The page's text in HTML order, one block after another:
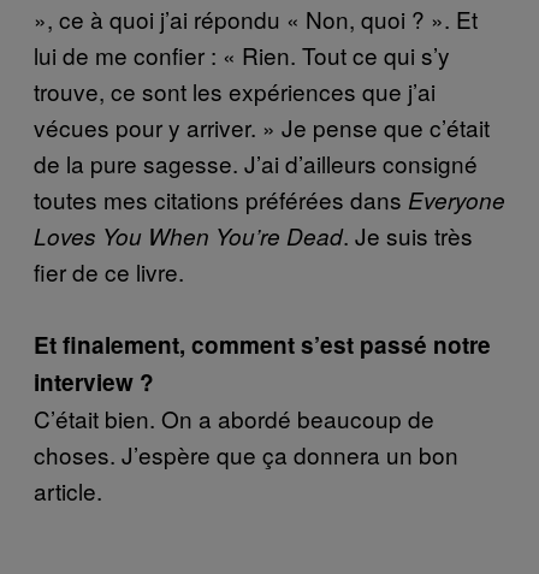
», ce à quoi j’ai répondu « Non, quoi ? ». Et
lui de me confier : « Rien. Tout ce qui s’y
trouve, ce sont les expériences que j’ai
vécues pour y arriver. » Je pense que c’était
de la pure sagesse. J’ai d’ailleurs consigné
toutes mes citations préférées dans Everyone
Loves You When You’re Dead. Je suis très
fier de ce livre.
Et finalement, comment s’est passé notre
interview ?
C’était bien. On a abordé beaucoup de
choses. J’espère que ça donnera un bon
article.